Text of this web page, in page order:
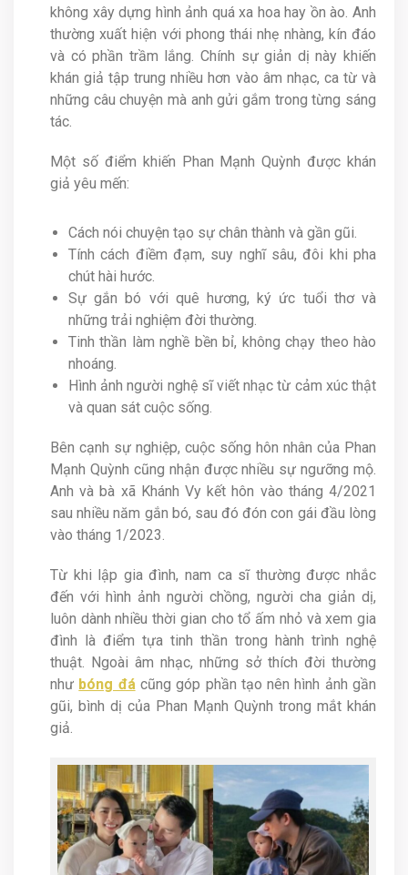
không xây dựng hình ảnh quá xa hoa hay ồn ào. Anh
thường xuất hiện với phong thái nhẹ nhàng, kín đáo
và có phần trầm lắng. Chính sự giản dị này khiến
khán giả tập trung nhiều hơn vào âm nhạc, ca từ và
những câu chuyện mà anh gửi gắm trong từng sáng
tác.
Một số điểm khiến Phan Mạnh Quỳnh được khán
giả yêu mến:
Cách nói chuyện tạo sự chân thành và gần gũi.
Tính cách điềm đạm, suy nghĩ sâu, đôi khi pha
chút hài hước.
Sự gắn bó với quê hương, ký ức tuổi thơ và
những trải nghiệm đời thường.
Tinh thần làm nghề bền bỉ, không chạy theo hào
nhoáng.
Hình ảnh người nghệ sĩ viết nhạc từ cảm xúc thật
và quan sát cuộc sống.
Bên cạnh sự nghiệp, cuộc sống hôn nhân của Phan
Mạnh Quỳnh cũng nhận được nhiều sự ngưỡng mộ.
Anh và bà xã Khánh Vy kết hôn vào tháng 4/2021
sau nhiều năm gắn bó, sau đó đón con gái đầu lòng
vào tháng 1/2023.
Từ khi lập gia đình, nam ca sĩ thường được nhắc
đến với hình ảnh người chồng, người cha giản dị,
luôn dành nhiều thời gian cho tổ ấm nhỏ và xem gia
đình là điểm tựa tinh thần trong hành trình nghệ
thuật. Ngoài âm nhạc, những sở thích đời thường
như bóng đá cũng góp phần tạo nên hình ảnh gần
gũi, bình dị của Phan Mạnh Quỳnh trong mắt khán
giả.